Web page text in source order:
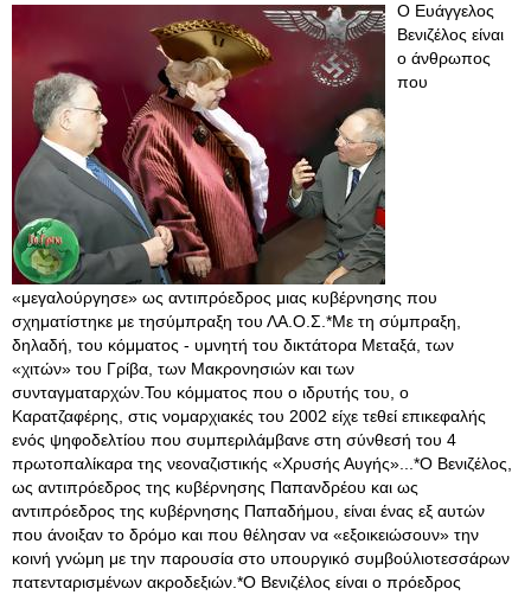
Ο Ευάγγελος
Βενιζέλος είναι
ο άνθρωπος
που
«μεγαλούργησε» ως αντιπρόεδρος μιας κυβέρνησης που
σχηματίστηκε με τησύμπραξη του ΛΑ.Ο.Σ.*Με τη σύμπραξη,
δηλαδή, του κόμματος - υμνητή του δικτάτορα Μεταξά, των
«χιτών» του Γρίβα, των Μακρονησιών και των
συνταγματαρχών.Του κόμματος που ο ιδρυτής του, ο
Καρατζαφέρης, στις νομαρχιακές του 2002 είχε τεθεί επικεφαλής
ενός ψηφοδελτίου που συμπεριλάμβανε στη σύνθεσή του 4
πρωτοπαλίκαρα της νεοναζιστικής «Χρυσής Αυγής»...*Ο Βενιζέλος,
ως αντιπρόεδρος της κυβέρνησης Παπανδρέου και ως
αντιπρόεδρος της κυβέρνησης Παπαδήμου, είναι ένας εξ αυτών
που άνοιξαν το δρόμο και που θέλησαν να «εξοικειώσουν» την
κοινή γνώμη με την παρουσία στο υπουργικό συμβούλιοτεσσάρων
πατενταρισμένων ακροδεξιών.*Ο Βενιζέλος είναι ο πρόεδρος